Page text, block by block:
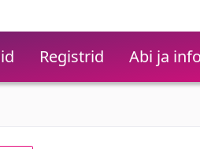
Registrid Abi ja info